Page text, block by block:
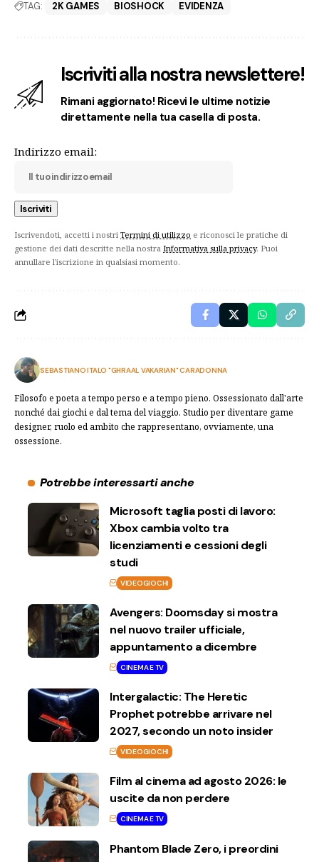
TAG: 2K GAMES BIOSHOCK EVIDENZA
Iscriviti alla nostra newslettere!
Rimani aggiornato! Ricevi le ultime notizie
direttamente nella tua casella di posta.
Indirizzo email:
Iscrivendoti, accetti i nostri Termini di utilizzo e riconosci le pratiche di
gestione dei dati descritte nella nostra Informativa sulla privacy. Puoi
annullare l'iscrizione in qualsiasi momento.
SEBASTIANO ITALO "GHRAAL VAKARIAN" CARADONNA
Filosofo e poeta a tempo perso e a tempo pieno. Ossessionato dall'arte
nonché dai giochi e dal tema del viaggio. Studio per diventare game
designer, ruolo ed ambito che rappresentano, ovviamente, una
ossessione.
Potrebbe interessarti anche
Microsoft taglia posti di lavoro:
Xbox cambia volto tra
licenziamenti e cessioni degli
studi
VIDEOGIOCHI
Avengers: Doomsday si mostra
nel nuovo trailer ufficiale,
appuntamento a dicembre
CINEMA E TV
Intergalactic: The Heretic
Prophet potrebbe arrivare nel
2027, secondo un noto insider
VIDEOGIOCHI
Film al cinema ad agosto 2026: le
uscite da non perdere
CINEMA E TV
Phantom Blade Zero, i preordini